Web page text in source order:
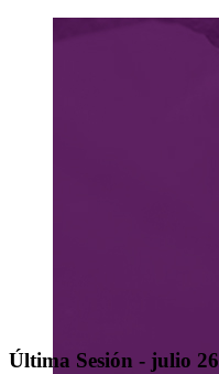
Última Sesión - julio 26